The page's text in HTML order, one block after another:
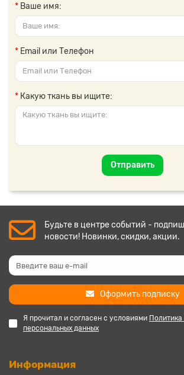
Ваше имя:
Email или Телефон
Какую ткань вы ищите:
Отправить
Будьте в центре событий -
новости! Новинки, скидки, акции.
Оформить подписку
Я прочитал и согласен с условиями
персональных данных
Информация